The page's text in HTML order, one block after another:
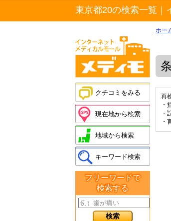
東京都20の検索一覧
クチコミをみる
現在地から検索
地域から検索
キーワード検索
フリーワードで
検索する
ホー
再
・
・
・